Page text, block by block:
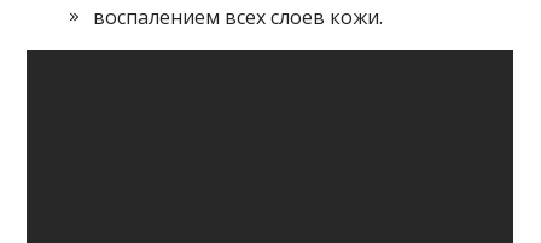
воспалением всех слоев кожи.